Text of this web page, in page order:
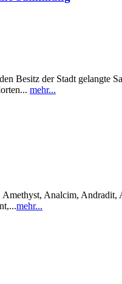
Besitz der Stadt
mehr...
Analcim,
mehr...